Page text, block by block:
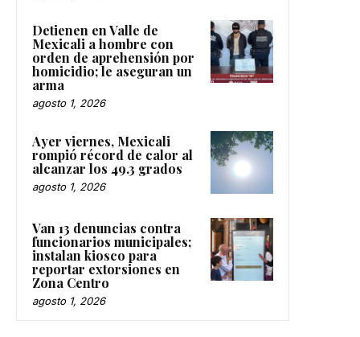
Detienen en Valle de
Mexicali a hombre con
orden de aprehensión por
homicidio; le aseguran un
arma
agosto 1, 2026
Ayer viernes, Mexicali
rompió récord de calor al
alcanzar los 49.3 grados
agosto 1, 2026
Van 13 denuncias contra
funcionarios municipales;
instalan kiosco para
reportar extorsiones en
Zona Centro
agosto 1, 2026